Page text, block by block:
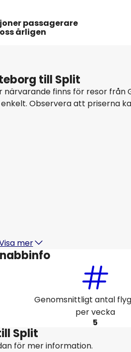
passagerare
årligen
till Split
finns för resor från
Observera att priserna
mer
Genomsnittligt antal
per vecka
5
Split
för mer information.